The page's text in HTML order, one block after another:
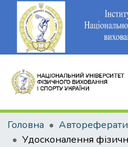
Головна Автореферати